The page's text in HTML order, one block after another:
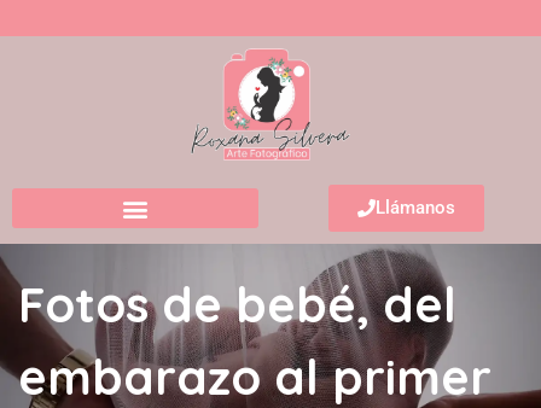
Llámanos
Fotos de bebé, del
embarazo al primer